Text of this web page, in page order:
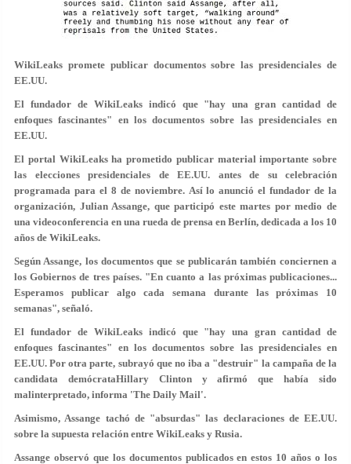
WikiLeaks promete publicar documentos sobre las presidenciales de
EE.UU.
El fundador de WikiLeaks indicó que "hay una gran cantidad de
enfoques fascinantes" en los documentos sobre las presidenciales en
EE.UU.
El portal WikiLeaks ha prometido publicar material importante sobre
las elecciones presidenciales de EE.UU. antes de su celebración
programada para el 8 de noviembre. Así lo anunció el fundador de la
organización, Julian Assange, que participó este martes por medio de
una videoconferencia en una rueda de prensa en Berlín, dedicada a los 10
años de WikiLeaks.
Según Assange, los documentos que se publicarán también conciernen a
los Gobiernos de tres países. "En cuanto a las próximas publicaciones...
Esperamos publicar algo cada semana durante las próximas 10
semanas", señaló.
El fundador de WikiLeaks indicó que "hay una gran cantidad de
enfoques fascinantes" en los documentos sobre las presidenciales en
EE.UU. Por otra parte, subrayó que no iba a "destruir" la campaña de la
candidata demócrataHillary Clinton y afirmó que había sido
malinterpretado, informa 'The Daily Mail'.
Asimismo, Assange tachó de "absurdas" las declaraciones de EE.UU.
sobre la supuesta relación entre WikiLeaks y Rusia.
Assange observó que los documentos publicados en estos 10 años o los